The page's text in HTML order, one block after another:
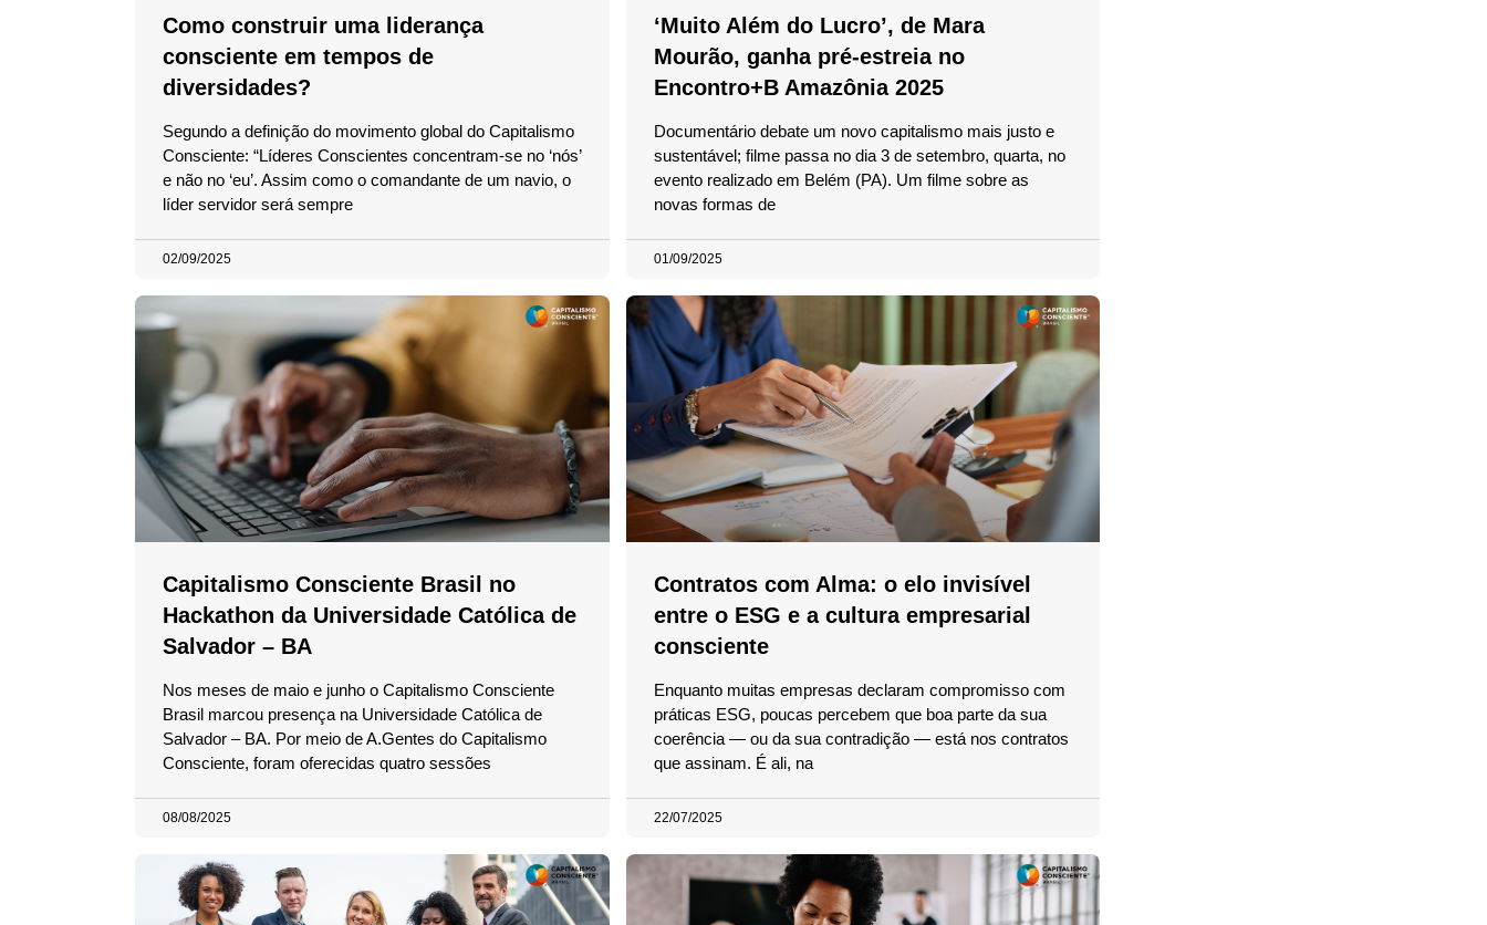
Como construir uma liderança
consciente em tempos de
diversidades?
Segundo a definição do movimento global do Capitalismo
Consciente: “Líderes Conscientes concentram-se no ‘nós’
e não no ‘eu’. Assim como o comandante de um navio, o
líder servidor será sempre
02/09/2025
‘Muito Além do Lucro’, de Mara
Mourão, ganha pré-estreia no
Encontro+B Amazônia 2025
Documentário debate um novo capitalismo mais justo e
sustentável; filme passa no dia 3 de setembro, quarta, no
evento realizado em Belém (PA). Um filme sobre as
novas formas de
01/09/2025
Capitalismo Consciente Brasil no
Hackathon da Universidade Católica de
Salvador – BA
Nos meses de maio e junho o Capitalismo Consciente
Brasil marcou presença na Universidade Católica de
Salvador – BA. Por meio de A.Gentes do Capitalismo
Consciente, foram oferecidas quatro sessões
08/08/2025
Contratos com Alma: o elo invisível
entre o ESG e a cultura empresarial
consciente
Enquanto muitas empresas declaram compromisso com
práticas ESG, poucas percebem que boa parte da sua
coerência — ou da sua contradição — está nos contratos
que assinam. É ali, na
22/07/2025